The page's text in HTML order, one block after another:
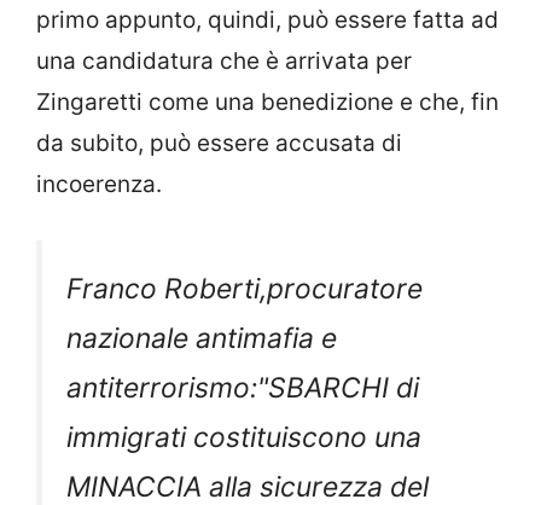
primo appunto, quindi, può essere fatta ad
una candidatura che è arrivata per
Zingaretti come una benedizione e che, fin
da subito, può essere accusata di
incoerenza.
Franco Roberti,procuratore
nazionale antimafia e
antiterrorismo:"SBARCHI di
immigrati costituiscono una
MINACCIA alla sicurezza del